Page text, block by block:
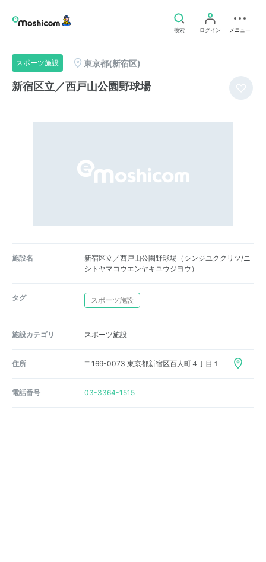
検索 ログイン メニュー
スポーツ施設 東京都(新宿区)
新宿区立／西戸山公園野球場
施設名
新宿区立／西戸山公園野球場（シンジユククリツ/ニ
シトヤマコウエンヤキユウジヨウ）
タグ スポーツ施設
施設カテゴリ スポーツ施設
住所 〒169-0073 東京都新宿区百人町４丁目１
電話番号 03-3364-1515